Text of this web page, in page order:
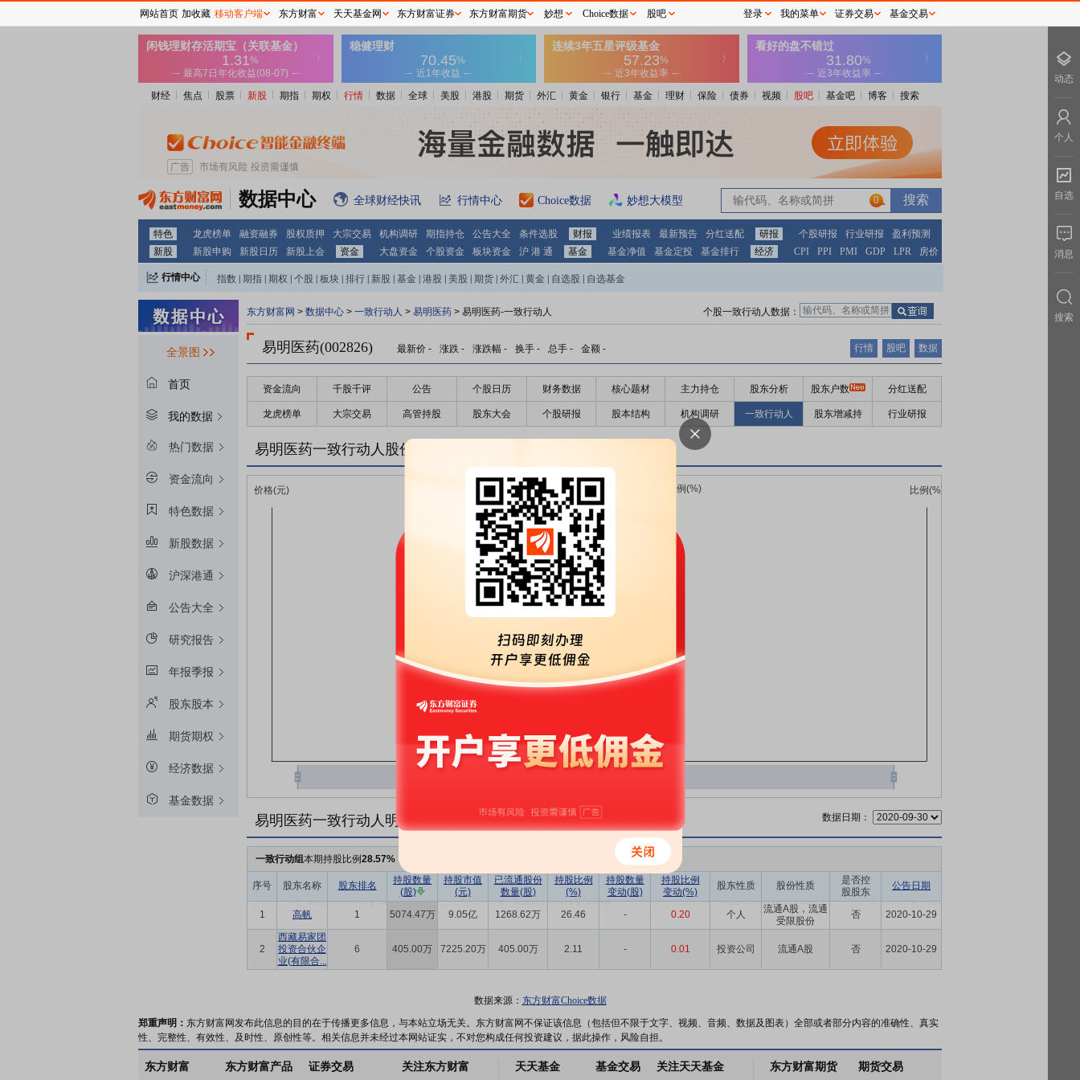
财经 焦点 股票 新股 期指 期权 行情 数据 全球 美股 港股 期货 外汇 黄金 银行 基金 理财 保险 债券 视频 股吧 基金吧 博客 搜索
数据中心 全球财经快讯 行情中心 Choice数据 妙想大模型 0
特色 龙虎榜单 融资融券 股权质押 大宗交易 机构调研 期指持仓 公告大全 条件选股 财报 业绩报表 最新预告 分红送配 研报 个股研报 行业研报
盈利预测
新股
新股申购 新股日历 新股上会 资金 大盘资金 个股资金 板块资金 沪 港 通 基金 基金净值 基金定投 基金排行 经济 CPI PPI PMI GDP LPR 房价
行情中心 指数 期指 期权 个股 板块 排行 新股 基金 港股 美股 期货 外汇 黄金 自选股 自选基金
全景图
首页
我的数据
热门数据
资金流向
特色数据
新股数据
沪深港通
公告大全
研究报告
年报季报
股东股本
期货期权
经济数据
基金数据
东方财富网 > 数据中心 > 一致行动人 > 易明医药 > 易明医药-一致行动人 个股一致行动人数据：
易明医药(002826) 最新价 - 涨跌 - 涨跌幅 - 换手 - 总手 - 金额 - 行情 股吧 数据
资金流向 千股千评 公告 个股日历 财务数据 核心题材 主力持仓 股东分析 股东户数 分红送配
龙虎榜单 大宗交易 高管持股 股东大会 个股研报 股本结构 机构调研 一致行动人 股东增减持 行业研报
易明医药一致行动人股份变化趋势图
易明医药一致行动人明细 数据日期：
一致行动组本期持股比例28.57% ，持股数量
序号 股东名称 股东排名
持股数量
(股)
持股市值
(元)
已流通股份
数量(股)
持股比例
(%)
持股数量
变动(股)
持股比例
变动(%)
股东性质 股份性质
是否控
股股东
公告日期
1 高帆 1 5074.47万 9.05亿 1268.62万 26.46 - 0.20 个人
流通A股，流通
受限股份
否 2020-10-29
2
西藏易家团
投资合伙企
业(有限合...
6 405.00万 7225.20万 405.00万 2.11 - 0.01 投资公司 流通A股 否 2020-10-29
数据来源： 东方财富Choice数据
郑重声明： 东方财富网发布此信息的目的在于传播更多信息，与本站立场无关。东方财富网不保证该信息（包括但不限于文字、视频、音频、数据及图表）全部或者部分内容的准确性、真实
性、完整性、有效性、及时性、原创性等。相关信息并未经过本网站证实，不对您构成任何投资建议，据此操作，风险自担。
东方财富 东方财富产品 证券交易 关注东方财富 天天基金 基金交易 关注天天基金 东方财富期货 期货交易
网站首页 加收藏 移动客户端 东方财富 天天基金网 东方财富证券 东方财富期货 妙想 Choice数据 股吧 登录 我的菜单 证券交易 基金交易
动态
个人
自选
消息
搜索